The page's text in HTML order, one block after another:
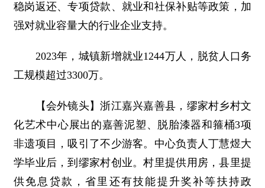
稳岗返还、专项贷款、就业和社保补贴等政策，加
强对就业容量大的行业企业支持。
2023年，城镇新增就业1244万人，脱贫人口务
工规模超过3300万。
【会外镜头】浙江嘉兴嘉善县，缪家村乡村文
化艺术中心展出的嘉善泥塑、脱胎漆器和箍桶3项
非遗项目，吸引了不少游客。中心负责人丁慧煜大
学毕业后，到缪家村创业。村里提供用房，县里提
供免息贷款，省里还有技能提升奖补等扶持政